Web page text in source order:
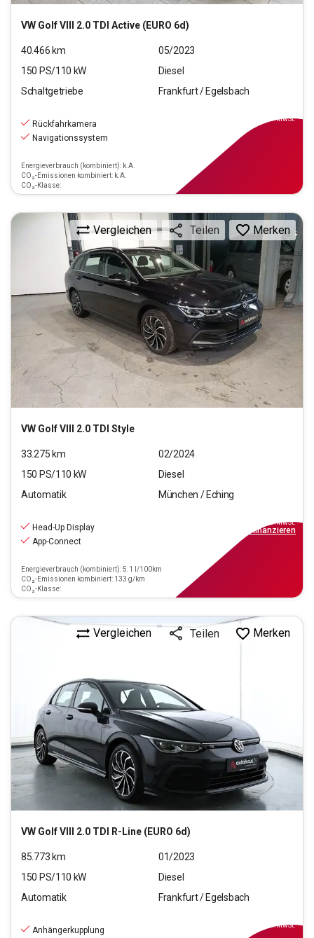
VW Golf VIII 2.0 TDI Active (EURO 6d)
40.466 km
05/2023
150 PS/110 kW
Diesel
Schaltgetriebe
Frankfurt / Egelsbach
Rückfahrkamera
Navigationssystem
Energieverbrauch (kombiniert): k.A.
CO₂-Emissionen kombiniert: k.A.
CO₂-Klasse:
inkl.MwSt.
VW Golf VIII 2.0 TDI Style
Vergleichen Teilen Merken
33.275 km
02/2024
150 PS/110 kW
Diesel
Automatik
München / Eching
Head-Up Display
App-Connect
Energieverbrauch (kombiniert): 5.1 l/100km
CO₂-Emissionen kombiniert: 133 g/km
CO₂-Klasse:
inkl.MwSt.
finanzieren
VW Golf VIII 2.0 TDI R-Line (EURO 6d)
Vergleichen Teilen Merken
85.773 km
01/2023
150 PS/110 kW
Diesel
Automatik
Frankfurt / Egelsbach
Anhängerkupplung
inkl.MwSt.